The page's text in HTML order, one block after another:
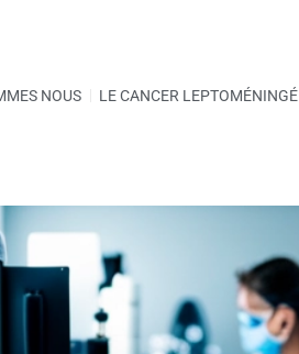
NOUS LE CANCER LEPTOMÉNINGÉ